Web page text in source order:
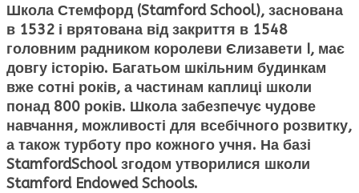
Школа Стемфорд (StamfordSchool), заснована
в 1532 і врятована від закриття в 1548
головним радником королеви Єлизавети I, має
довгу історію. Багатьом шкільним будинкам
вже сотні років, а частинам каплиці школи
понад 800 років. Школа забезпечує чудове
навчання, можливості для всебічного розвитку,
а також турботу про кожного учня. На базі
StamfordSchool згодом утворилися школи
Stamford EndowedSchools.